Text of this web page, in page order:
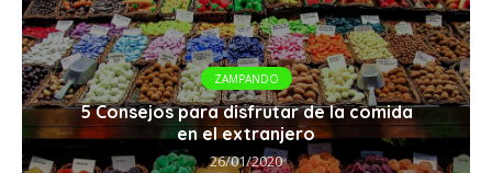
ZAMPANDO
5 Consejos para disfrutar de la comida
en el extranjero
26/01/2020